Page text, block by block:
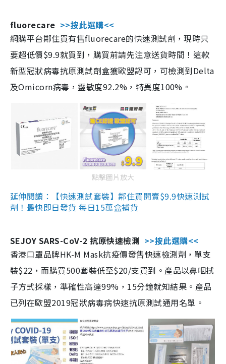
fluorecare >>按此選購<<
網購平台鄰住買有售fluorecare的快速測試劑，現時只
要超低價$9.9就買到，購買前請先注意送貨時間！這款
新型冠狀病毒抗原測試劑盒獲歐盟認可，可檢測到Delta
及Omicorn病毒，靈敏度92.2%，特異度100%。
點擊圖片放大
延伸閱讀：【快速測試套裝】鄰住買開賣$9.9快速測試
劑！最快即日發貨 每日15萬盒補貨
SEJOY SARS-CoV-2 抗原快速檢測 >>按此選購<<
香港口罩品牌HK-M Mask抗疫價發售快速檢測劑，單支
裝$22，而購買500套裝低至$20/支買到。產品以鼻咽拭
子方式採樣，準確性高達99%，15分鐘就知結果。產品
已列在歐盟2019冠狀病毒病快速抗原測試通用名單。